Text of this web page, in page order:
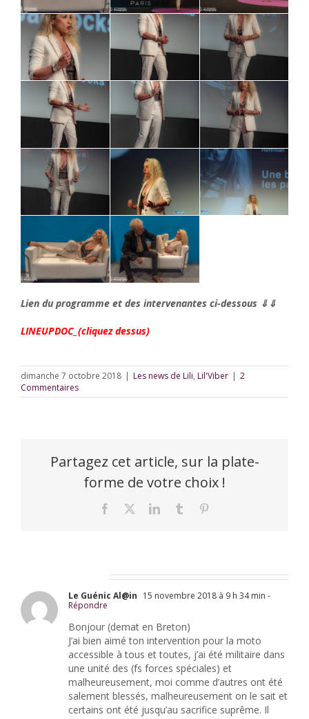
Lien du programme et des intervenantes ci-dessous ⇓⇓
LINEUPDOC_(cliquez dessus)
dimanche 7 octobre 2018 | Les news de Lili, Lil'Viber | 2
Commentaires
Partagez cet article, sur la plate-
forme de votre choix !
Facebook LinkedInTumblr
Le Guénic Al@in 15 novembre 2018 à 9 h 34 min -
Répondre
Bonjour (demat en Breton)
J’ai bien aimé ton intervention pour la moto
accessible à tous et toutes, j’ai été militaire dans
une unité des (fs forces spéciales) et
malheureusement, moi comme d’autres ont été
salement blessés, malheureusement on le sait et
certains ont été jusqu’au sacrifice suprême. Il